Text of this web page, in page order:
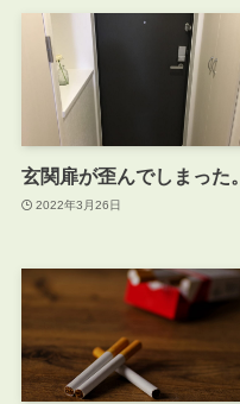
玄関扉が歪んでしまった。
2022年3月26日